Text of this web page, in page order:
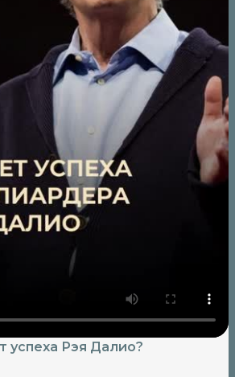
успеха Рэя Далио?